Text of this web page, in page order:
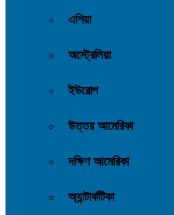
এশিয়া
অস্ট্রেলিয়া
ইউরোপ
উত্তর আমেরিকা
দক্ষিণ আমেরিকা
অ্যান্টার্কটিকা